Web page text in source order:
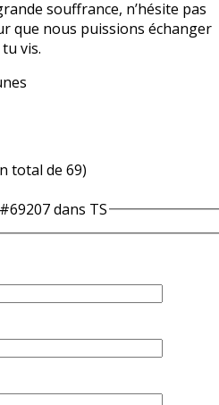
souffrance, n’hésite pas
que nous puissions échanger
vis.
total de 69)
dans TS